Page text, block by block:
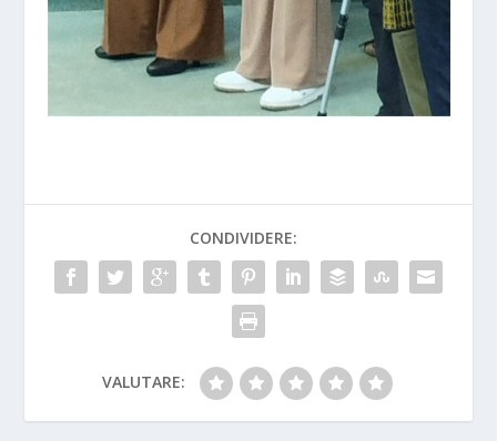
CONDIVIDERE:
VALUTARE: